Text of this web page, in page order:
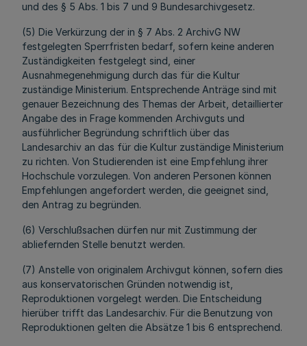
und des § 5 Abs. 1 bis 7 und 9 Bundesarchivgesetz.
(5) Die Verkürzung der in § 7 Abs. 2 ArchivG NW
festgelegten Sperrfristen bedarf, sofern keine anderen
Zuständigkeiten festgelegt sind, einer
Ausnahmegenehmigung durch das für die Kultur
zuständige Ministerium. Entsprechende Anträge sind mit
genauer Bezeichnung des Themas der Arbeit, detaillierter
Angabe des in Frage kommenden Archivguts und
ausführlicher Begründung schriftlich über das
Landesarchiv an das für die Kultur zuständige Ministerium
zu richten. Von Studierenden ist eine Empfehlung ihrer
Hochschule vorzulegen. Von anderen Personen können
Empfehlungen angefordert werden, die geeignet sind,
den Antrag zu begründen.
(6) Verschlußsachen dürfen nur mit Zustimmung der
abliefernden Stelle benutzt werden.
(7) Anstelle von originalem Archivgut können, sofern dies
aus konservatorischen Gründen notwendig ist,
Reproduktionen vorgelegt werden. Die Entscheidung
hierüber trifft das Landesarchiv. Für die Benutzung von
Reproduktionen gelten die Absätze 1 bis 6 entsprechend.